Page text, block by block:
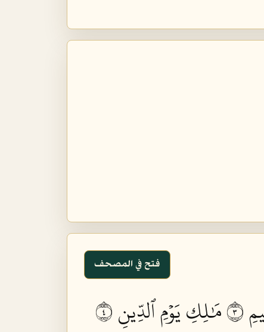
فتح في المصحف
٣
مَٰلِكِ يَوۡمِ ٱلدِّينِ ٤